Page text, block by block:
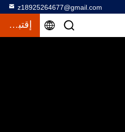
z18925264677@gmail.com
إقتباس